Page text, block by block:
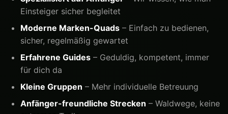
Einsteiger sicher begleitet
Moderne Marken-Quads – Einfach zu bedienen,
sicher, regelmäßig gewartet
Erfahrene Guides – Geduldig, kompetent, immer
für dich da
Kleine Gruppen – Mehr individuelle Betreuung
Anfänger-freundliche Strecken – Waldwege, keine